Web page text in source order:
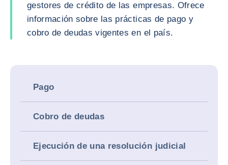
gestores de crédito de las empresas. Ofrece
información sobre las prácticas de pago y
cobro de deudas vigentes en el país.
Pago
Cobro de deudas
Ejecución de una resolución judicial